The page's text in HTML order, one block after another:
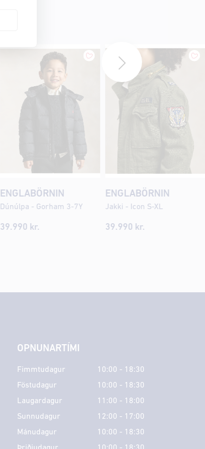
ENGLABÖRNIN
Dúnúlpa - Gorham 3-7Y
39.990 kr.
ENGLABÖRNIN
Jakki - Icon S-XL
39.990 kr.
OPNUNARTÍMI
Fimmtudagur
10:00 - 18:30
Föstudagur
10:00 - 18:30
Laugardagur
11:00 - 18:00
Sunnudagur
12:00 - 17:00
Mánudagur
10:00 - 18:30